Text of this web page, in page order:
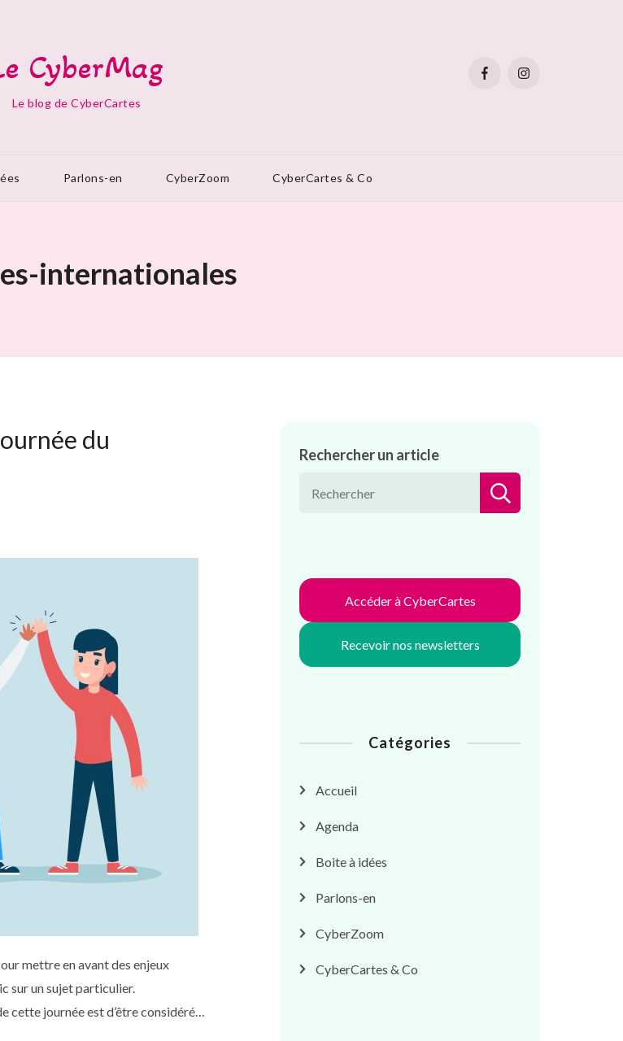
CyberMag
Le blog de CyberCartes
Parlons-en CyberZoom CyberCartes & Co
internationales
du
mettre en avant des enjeux
sur un sujet particulier.
cette journée est d’être considéré
Rechercher un article
Accéder à CyberCartes
Recevoir nos newsletters
Catégories
Accueil
Agenda
Boite à idées
Parlons-en
CyberZoom
CyberCartes & Co